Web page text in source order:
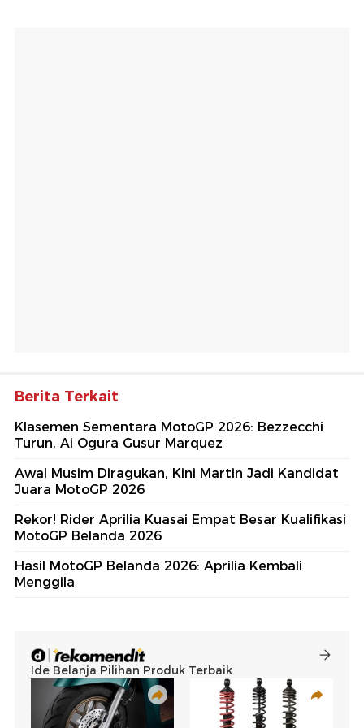
Berita Terkait
Klasemen Sementara MotoGP 2026: Bezzecchi
Turun, Ai Ogura Gusur Marquez
Awal Musim Diragukan, Kini Martin Jadi Kandidat
Juara MotoGP 2026
Rekor! Rider Aprilia Kuasai Empat Besar Kualifikasi
MotoGP Belanda 2026
Hasil MotoGP Belanda 2026: Aprilia Kembali
Menggila